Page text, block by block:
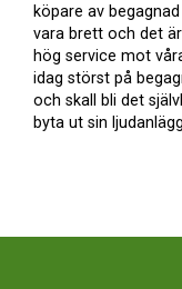
köpare av
vara brett och det
hög service mot
idag störst på
och skall bli det
byta ut sin